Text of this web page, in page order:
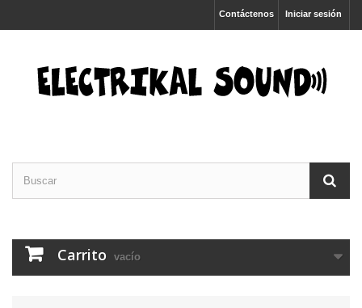
Iniciar sesión
Contáctenos
Carrito vacío